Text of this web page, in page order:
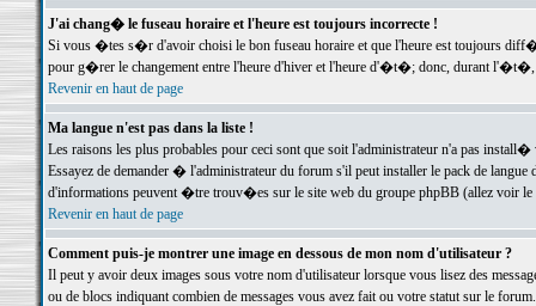
J'ai chang� le fuseau horaire et l'heure est toujours incorrecte !
Si vous �tes s�r d'avoir choisi le bon fuseau horaire et que l'heure est toujours
pour g�rer le changement entre l'heure d'hiver et l'heure d'�t�; donc, durant
Revenir en haut de page
Ma langue n'est pas dans la liste !
Les raisons les plus probables pour ceci sont que soit l'administrateur n'a pas
Essayez de demander � l'administrateur du forum s'il peut installer le pack de
d'informations peuvent �tre trouv�es sur le site web du groupe phpBB (allez voir le
Revenir en haut de page
Comment puis-je montrer une image en dessous de mon nom d'utilisateur ?
Il peut y avoir deux images sous votre nom d'utilisateur lorsque vous lisez des
ou de blocs indiquant combien de messages vous avez fait ou votre statut sur le